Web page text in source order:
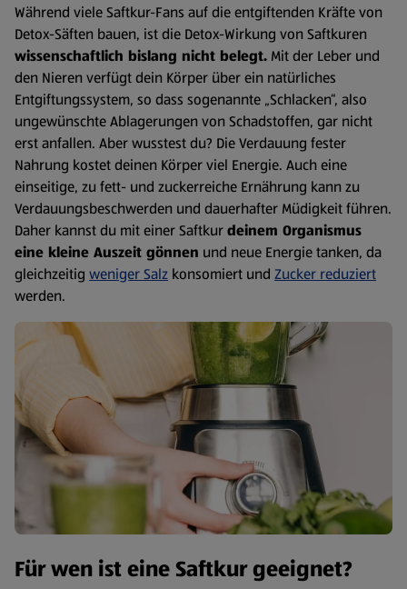
Während viele Saftkur-Fans auf die entgiftenden Kräfte von
Detox-Säften bauen, ist die Detox-Wirkung von Saftkuren
wissenschaftlich bislang nicht belegt. Mit der Leber und
den Nieren verfügt dein Körper über ein natürliches
Entgiftungssystem, so dass sogenannte „Schlacken“, also
ungewünschte Ablagerungen von Schadstoffen, gar nicht
erst anfallen. Aber wusstest du? Die Verdauung fester
Nahrung kostet deinen Körper viel Energie. Auch eine
einseitige, zu fett- und zuckerreiche Ernährung kann zu
Verdauungsbeschwerden und dauerhafter Müdigkeit führen.
Daher kannst du mit einer Saftkurdeinem Organismus
eine kleine Auszeit gönnen und neue Energie tanken, da
gleichzeitig weniger Salz konsomiert und Zucker reduziert
werden.
Für wen ist eine Saftkur geeignet?